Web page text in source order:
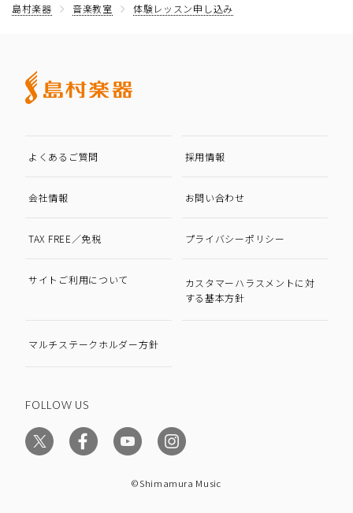
島村楽器 音楽教室 体験レッスン申し込み
よくあるご質問 採用情報
会社情報 お問い合わせ
TAX FREE／免税 プライバシーポリシー
サイトご利用について
カスタマーハラスメントに対
する基本方針
マルチステークホルダー方針
FOLLOW US
©Shimamura Music